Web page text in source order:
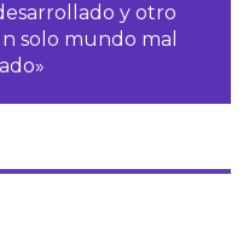
y otro
solo mundo mal